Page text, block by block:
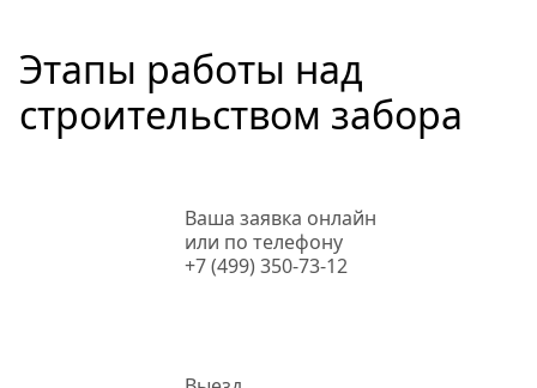
Этапы работы над
строительством забора
Ваша заявка онлайн
или по телефону
+7 (499) 350-73-12